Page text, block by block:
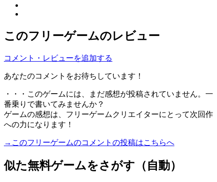
このフリーゲームのレビュー
コメント・レビューを追加する
あなたのコメントをお待ちしています！
・・・このゲームには、まだ感想が投稿されていません。一
番乗りで書いてみませんか？
ゲームの感想は、フリーゲームクリエイターにとって次回作
への力になります！
→このフリーゲームのコメントの投稿はこちらへ
似た無料ゲームをさがす（自動）